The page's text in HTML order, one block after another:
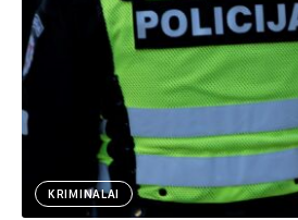
KRIMINALAI